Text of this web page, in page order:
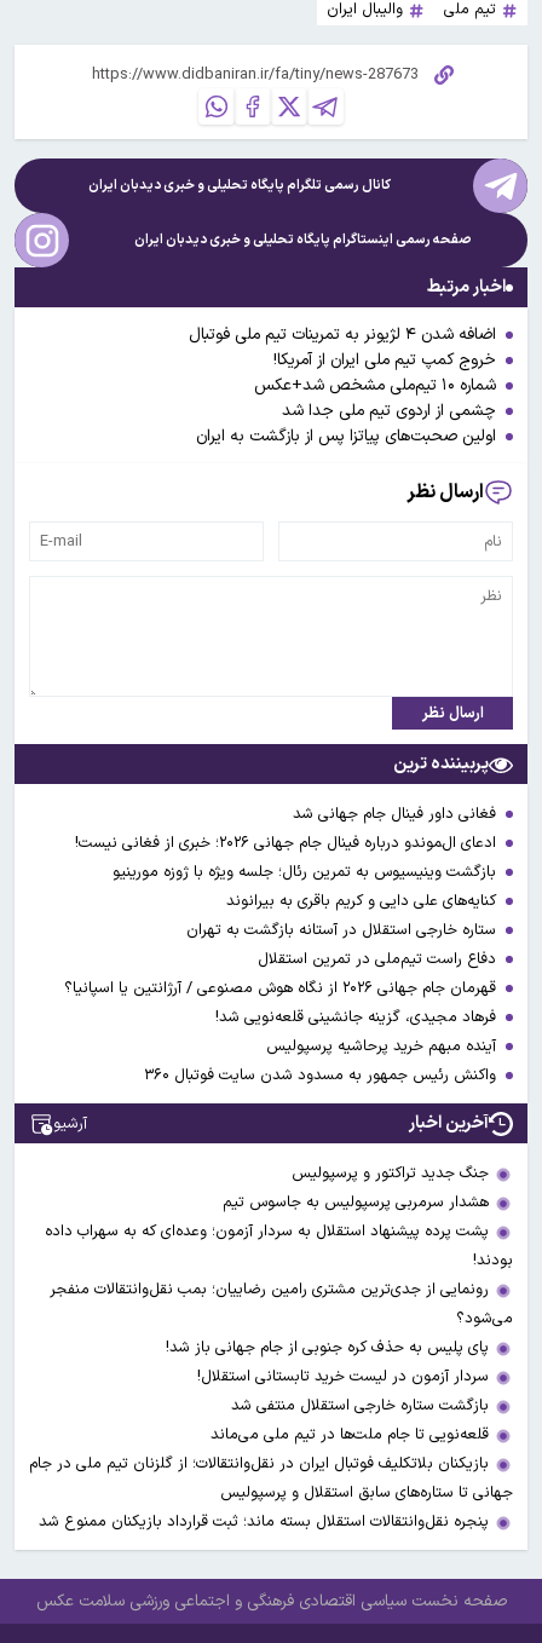
تیم ملی والیبال ایران
کانال رسمی تلگرام پایگاه تحلیلی و خبریدیدبان ایران
صفحه رسمی اینستاگرام پایگاه تحلیلی و خبریدیدبان ایران
اخبار مرتبط
اضافه شدن ۴ لژیونر به تمرینات تیم ملی فوتبال
خروج کمپ تیم ملی ایران از آمریکا!
شماره ۱۰ تیم‌ملی مشخص شد+عکس
چشمی از اردوی تیم ملی جدا شد
اولین صحبت‌های پیاتزا پس از بازگشت به ایران
ارسال نظر
ارسال نظر
پربیننده ترین
فغانی داور فینال جام جهانی شد
ادعای ال‌‍موندو درباره فینال جام جهانی ۲۰۲۶؛ خبری از فغانی نیست!
بازگشت وینیسیوس به تمرین رئال؛ جلسه ویژه با ژوزه مورینیو
کنایه‌های علی دایی و کریم باقری به بیرانوند
ستاره خارجی استقلال در آستانه بازگشت به تهران
دفاع راست تیم‌ملی در تمرین استقلال
قهرمان جام جهانی ۲۰۲۶ از نگاه هوش مصنوعی / آرژانتین یا اسپانیا؟
فرهاد مجیدی، گزینه جانشینی قلعه‌نویی شد!
آینده مبهم خرید پرحاشیه پرسپولیس
واکنش رئیس جمهور به مسدود شدن سایت فوتبال ۳۶۰
آخرین اخبار آرشیو
جنگ جدید تراکتور و پرسپولیس
هشدار سرمربی پرسپولیس به جاسوس تیم
پشت پرده پیشنهاد استقلال به سردار آزمون؛ وعده‌ای که به سهراب داده
بودند!
رونمایی از جدی‌ترین مشتری رامین رضاییان؛ بمب نقل‌وانتقالات منفجر
می‌شود؟
پای پلیس به حذف کره جنوبی از جام جهانی باز شد!
سردار آزمون در لیست خرید تابستانی استقلال!
بازگشت ستاره خارجی استقلال منتفی شد
قلعه‌نویی تا جام ملت‌ها در تیم ملی می‌ماند
بازیکنان بلاتکلیف فوتبال ایران در نقل‌وانتقالات؛ از گلزنان تیم ملی در جام
جهانی تا ستاره‌های سابق استقلال و پرسپولیس
پنجره نقل‌وانتقالات استقلال بسته ماند؛ ثبت قرارداد بازیکنان ممنوع شد
صفحه نخست سیاسی اقتصادی فرهنگی و اجتماعی ورزشی سلامت عکس